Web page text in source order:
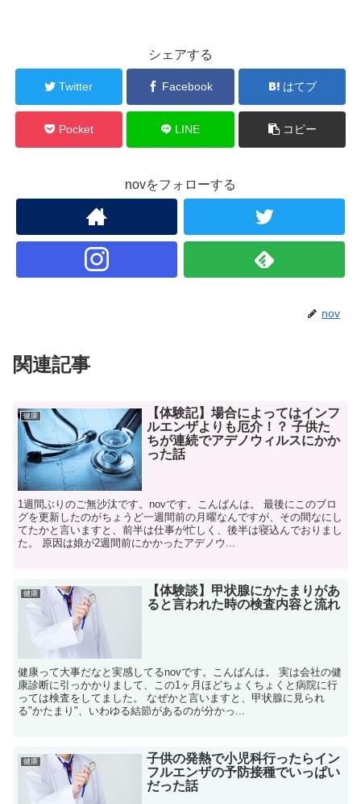
シェアする
Twitter Facebook はてブ
Pocket LINE コピー
novをフォローする
nov
関連記事
健康
【体験記】場合によってはインフ
ルエンザよりも厄介！？ 子供た
ちが連続でアデノウィルスにかか
った話
1週間ぶりのご無沙汰です。novです。こんばんは。 最後にこのブロ
グを更新したのがちょうど一週間前の月曜なんですが、その間なにし
てたかと言いますと、前半は仕事が忙しく、後半は寝込んでおりまし
た。 原因は娘が2週間前にかかったアデノウ...
健康
【体験談】甲状腺にかたまりがあ
ると言われた時の検査内容と流れ
健康って大事だなと実感してるnovです。こんばんは。 実は会社の健
康診断に引っかかりまして、この1ヶ月ほどちょくちょくと病院に行
っては検査をしてました。 なぜかと言いますと、甲状腺に見られ
る"かたまり"、いわゆる結節があるのが分かっ...
健康
子供の発熱で小児科行ったらイン
フルエンザの予防接種でいっぱい
だった話